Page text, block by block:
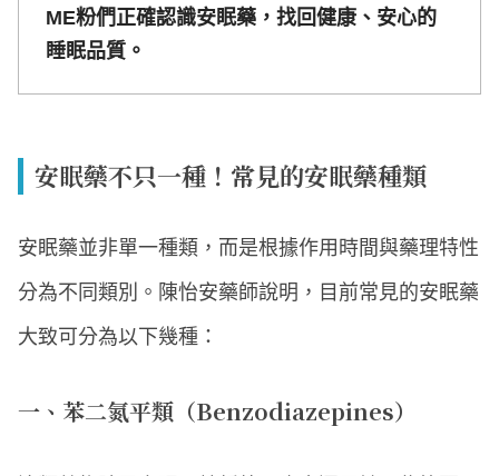
ME粉們正確認識安眠藥，找回健康、安心的
睡眠品質。
安眠藥不只一種！常見的安眠藥種類
安眠藥並非單一種類，而是根據作用時間與藥理特性
分為不同類別。陳怡安藥師說明，目前常見的安眠藥
大致可分為以下幾種：
一、苯二氮平類（Benzodiazepines）